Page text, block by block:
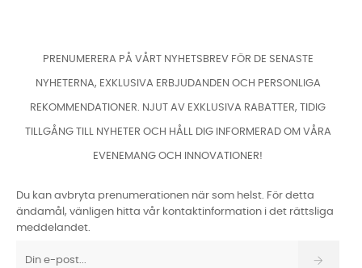
PRENUMERERA PÅ VÅRT NYHETSBREV FÖR DE SENASTE
NYHETERNA, EXKLUSIVA ERBJUDANDEN OCH PERSONLIGA
REKOMMENDATIONER. NJUT AV EXKLUSIVA RABATTER, TIDIG
TILLGÅNG TILL NYHETER OCH HÅLL DIG INFORMERAD OM VÅRA
EVENEMANG OCH INNOVATIONER!
Du kan avbryta prenumerationen när som helst. För detta
ändamål, vänligen hitta vår kontaktinformation i det rättsliga
meddelandet.